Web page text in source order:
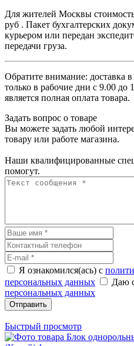
Для жителей Москвы стоимость
руб . Пакет бухгалтерских
курьером или передан
передачи груза.
Обратите внимание: доставка
только в рабочие дни с 9.00
является полная оплата товара.
Задать вопрос о товаре
Вы можете задать любой
товару или работе магазина.
Наши квалифицированные
помогут.
Я ознакомился(ась) с
персональных данных
Даю
персональных данных
Отправить
Быстрый просмотр